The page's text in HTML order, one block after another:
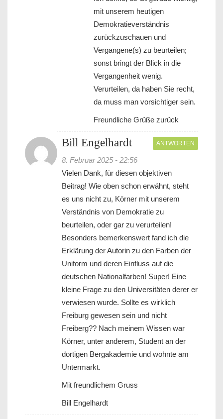
mit unserem heutigen
Demokratieverständnis
zurückzuschauen und
Vergangene(s) zu beurteilen;
sonst bringt der Blick in die
Vergangenheit wenig.
Verurteilen, da haben Sie recht,
da muss man vorsichtiger sein.
Freundliche Grüße zurück
Bill Engelhardt
8. Februar 2025 - 22:56
ANTWORTEN
Vielen Dank, für diesen objektiven
Beitrag! Wie oben schon erwähnt, steht
es uns nicht zu, Körner mit unserem
Verständnis von Demokratie zu
beurteilen, oder gar zu verurteilen!
Besonders bemerkenswert fand ich die
Erklärung der Autorin zu den Farben der
Uniform und deren Einfluss auf die
deutschen Nationalfarben! Super! Eine
kleine Frage zu den Universitäten derer er
verwiesen wurde. Sollte es wirklich
Freiburg gewesen sein und nicht
Freiberg?? Nach meinem Wissen war
Körner, unter anderem, Student an der
dortigen Bergakademie und wohnte am
Untermarkt.
Mit freundlichem Gruss
Bill Engelhardt